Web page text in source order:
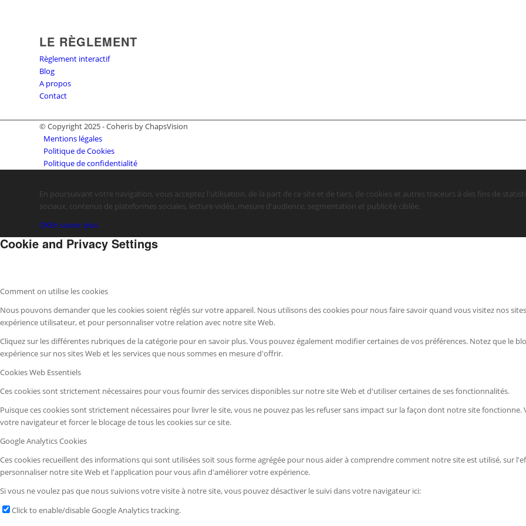
LE RÈGLEMENT
Règlement interactif
Blog
A propos
Contact
© Copyright 2025 - Coheris by ChapsVision
Mentions légales
Politique de Cookies
Politique de confidentialité
En poursuivant votre navigation, vous acceptez l'utilisation, de la part de ce site et de tiers, de cookies et autres traceurs à des fins de
sociaux, contenus de plateformes sociales, lecture vidéo, mesure d'audience, segmentation et publicité ciblée.
OKEn savoir plus
Cookie and Privacy Settings
Comment on utilise les cookies
Nous pouvons demander que les cookies soient réglés sur votre appareil. Nous utilisons des cookies pour nous faire savoir quand vous visitez nos
expérience utilisateur, et pour personnaliser votre relation avec notre site Web.
Cliquez sur les différentes rubriques de la catégorie pour en savoir plus. Vous pouvez également modifier certaines de vos préférences. Notez que le
expérience sur nos sites Web et les services que nous sommes en mesure d'offrir.
Cookies Web Essentiels
Ces cookies sont strictement nécessaires pour vous fournir des services disponibles sur notre site Web et d'utiliser certaines de ses fonctionnalités.
Puisque ces cookies sont strictement nécessaires pour livrer le site, vous ne pouvez pas les refuser sans impact sur la façon dont notre site
votre navigateur et forcer le blocage de tous les cookies sur ce site.
Google Analytics Cookies
Ces cookies recueillent des informations qui sont utilisées soit sous forme agrégée pour nous aider à comprendre comment notre site est utilisé, sur
personnaliser notre site Web et l'application pour vous afin d'améliorer votre expérience.
Si vous ne voulez pas que nous suivions votre visite à notre site, vous pouvez désactiver le suivi dans votre navigateur ici:
Click to enable/disable Google Analytics tracking.